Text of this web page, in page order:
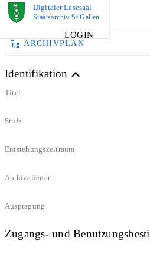
Digitaler Lesesaal
Staatsarchiv St.Gallen
LOGIN
BILD
ARCHIVPLAN
Identifikation
Titel
Stufe
Entstehungszeitraum
Archivalienart
Ausprägung
Zugangs- und